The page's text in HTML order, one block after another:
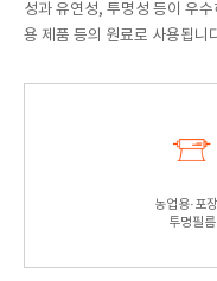
성과 유연성, 투명성 등이 우
용 제품 등의 원료로 사용됩니
농업용·포
투명필름